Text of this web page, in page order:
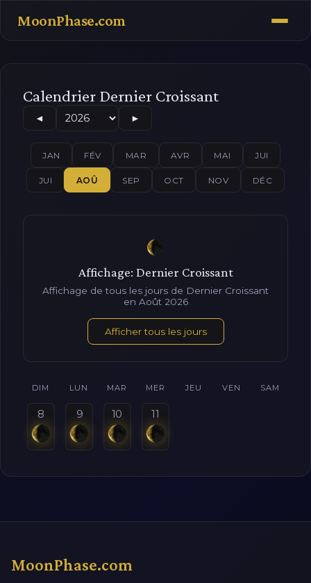
MoonPhase.com
Calendrier Dernier Croissant
◄ ►
JAN FÉV MAR AVR MAI JUI
JUI AOÛ SEP OCT NOV DÉC
Affichage: Dernier Croissant
Affichage de tous les jours de Dernier Croissant
en Août 2026
Afficher tous les jours
DIM LUN MAR MER JEU VEN SAM
8 9 10 11
MoonPhase.com